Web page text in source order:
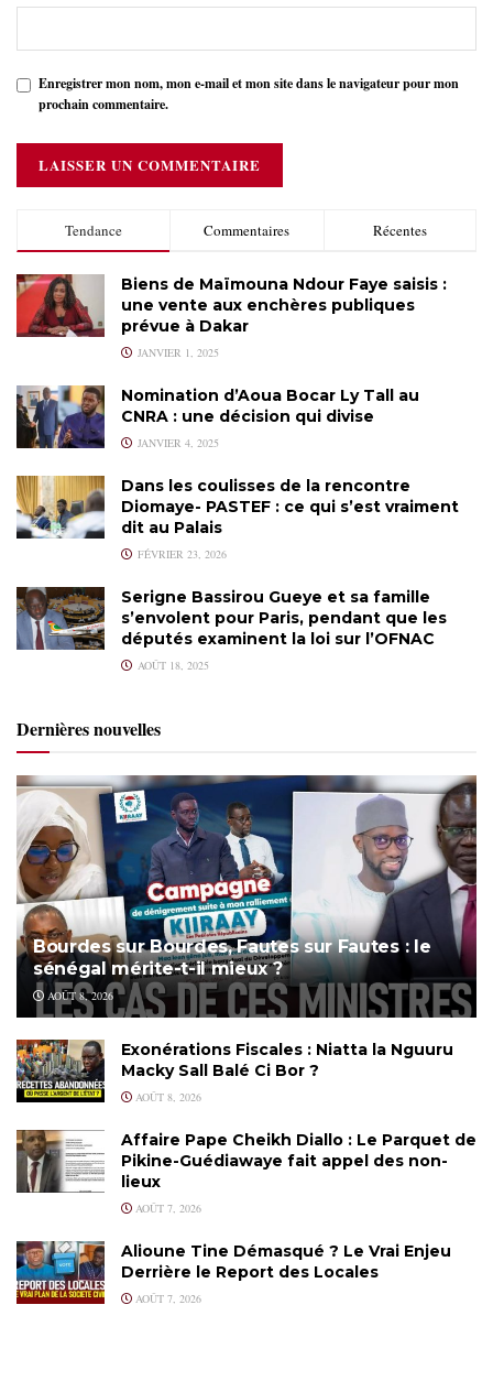
Enregistrer mon nom, mon e-mail et mon site dans le navigateur pour mon
prochain commentaire.
Tendance Commentaires Récentes
Biens de Maïmouna Ndour Faye saisis :
une vente aux enchères publiques
prévue à Dakar
JANVIER 1, 2025
Nomination d’Aoua Bocar Ly Tall au
CNRA : une décision qui divise
JANVIER 4, 2025
Dans les coulisses de la rencontre
Diomaye- PASTEF : ce qui s’est vraiment
dit au Palais
FÉVRIER 23, 2026
Serigne Bassirou Gueye et sa famille
s’envolent pour Paris, pendant que les
députés examinent la loi sur l’OFNAC
AOÛT 18, 2025
Dernières nouvelles
Bourdes sur Bourdes, Fautes sur Fautes : le
sénégal mérite-t-il mieux ?
AOÛT 8, 2026
Exonérations Fiscales : Niatta la Nguuru
Macky Sall Balé Ci Bor ?
AOÛT 8, 2026
Affaire Pape Cheikh Diallo : Le Parquet de
Pikine-Guédiawaye fait appel des non-
lieux
AOÛT 7, 2026
Alioune Tine Démasqué ? Le Vrai Enjeu
Derrière le Report des Locales
AOÛT 7, 2026